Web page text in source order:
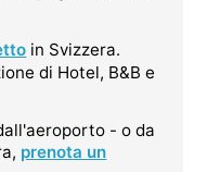
in Svizzera.
di Hotel, B&B e
- o da
prenota un